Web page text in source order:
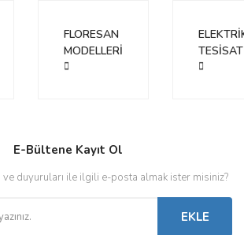
FLORESAN
MODELLERİ
TESİSAT
E-Bültene Kayıt Ol
ve duyuruları ile ilgili e-posta almak ister misiniz?
EKLE